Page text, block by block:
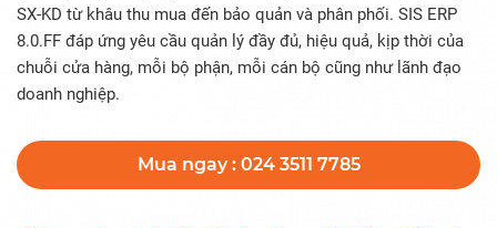
SX-KD từ khâu thu mua đến bảo quản và phân phối. SIS ERP
8.0.FF đáp ứng yêu cầu quản lý đầy đủ, hiệu quả, kịp thời của
chuỗi cửa hàng, mỗi bộ phận, mỗi cán bộ cũng như lãnh đạo
doanh nghiệp.
Mua ngay : 024 3511 7785